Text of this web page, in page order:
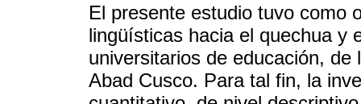
El presente estudio tuvo como
lingüísticas hacia el quechua y
universitarios de educación,
Abad Cusco. Para tal fin, la